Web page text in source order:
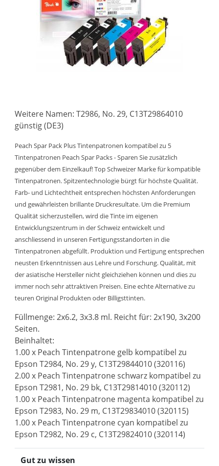
Weitere Namen: T2986, No. 29, C13T29864010
günstig (DE3)
Peach Spar Pack Plus Tintenpatronen kompatibel zu 5
Tintenpatronen Peach Spar Packs - Sparen Sie zusätzlich
gegenüber dem Einzelkauf! Top Schweizer Marke für kompatible
Tintenpatronen. Spitzentechnologie bürgt für höchste Qualität.
Farb- und Lichtechtheit entsprechen höchsten Anforderungen
und gewährleisten brillante Druckresultate. Um die Premium
Qualität sicherzustellen, wird die Tinte im eigenen
Entwicklungszentrum in der Schweiz entwickelt und
anschliessend in unseren Fertigungsstandorten in die
Tintenpatronen abgefüllt. Produktion und Fertigung entsprechen
neusten Erkenntnissen aus Lehre und Forschung. Qualität, mit
der asiatische Hersteller nicht gleichziehen können und dies zu
immer noch sehr attraktiven Preisen. Eine echte Alternative zu
teuren Original Produkten oder Billigsttinten.
Füllmenge: 2x6.2, 3x3.8 ml. Reicht für: 2x190, 3x200
Seiten.
Beinhaltet:
1.00 x Peach Tintenpatrone gelb kompatibel zu
Epson T2984, No. 29 y, C13T29844010 (320116)
2.00 x Peach Tintenpatrone schwarz kompatibel zu
Epson T2981, No. 29 bk, C13T29814010 (320112)
1.00 x Peach Tintenpatrone magenta kompatibel zu
Epson T2983, No. 29 m, C13T29834010 (320115)
1.00 x Peach Tintenpatrone cyan kompatibel zu
Epson T2982, No. 29 c, C13T29824010 (320114)
Gut zu wissen